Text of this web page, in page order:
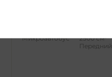
Микроавтобус 2500 см
Передний